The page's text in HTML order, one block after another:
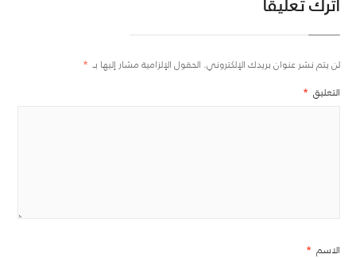
لن يتم نشر عنوان بريدك الإلكتروني. الحقول الإلزامية مشار إليها بـ *
التعليق *
الاسم *